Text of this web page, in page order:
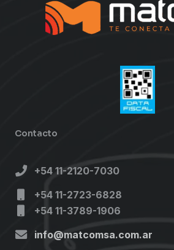
Contacto
+54 11-2120-7030
+54 11-2723-6828
+54 11-3789-1906
info@matcomsa.com.ar